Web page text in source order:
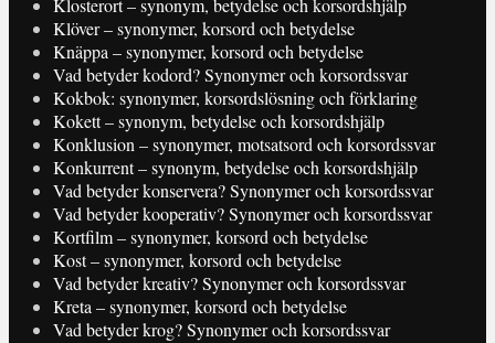
Klosterort – synonym, betydelse och korsordshjälp
Klöver – synonymer, korsord och betydelse
Knäppa – synonymer, korsord och betydelse
Vad betyder kodord? Synonymer och korsordssvar
Kokbok: synonymer, korsordslösning och förklaring
Kokett – synonym, betydelse och korsordshjälp
Konklusion – synonymer, motsatsord och korsordssvar
Konkurrent – synonym, betydelse och korsordshjälp
Vad betyder konservera? Synonymer och korsordssvar
Vad betyder kooperativ? Synonymer och korsordssvar
Kortfilm – synonymer, korsord och betydelse
Kost – synonymer, korsord och betydelse
Vad betyder kreativ? Synonymer och korsordssvar
Kreta – synonymer, korsord och betydelse
Vad betyder krog? Synonymer och korsordssvar